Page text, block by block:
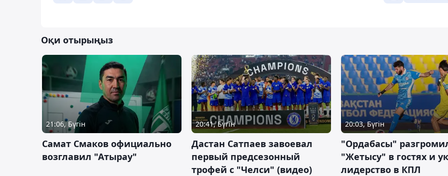
Оқи отырыңыз
21:06, Бүгін
Самат Смаков официально
возглавил "Атырау"
20:41, Бүгін
Дастан Сатпаев завоевал
первый предсезонный
трофей с "Челси" (видео)
20:03, Бүгін
"Ордабасы"
"Жетысу" в гостях и
лидерство в КПЛ